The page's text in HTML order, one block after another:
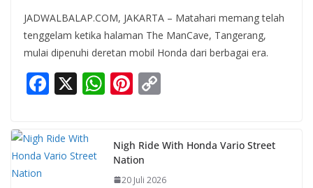
JADWALBALAP.COM, JAKARTA – Matahari memang telah
tenggelam ketika halaman The ManCave, Tangerang,
mulai dipenuhi deretan mobil Honda dari berbagai era.
F
e
b
X W
s
A
Pi
e
st
y
Li
Nigh Ride With Honda Vario Street
Nation
20 Juli 2026